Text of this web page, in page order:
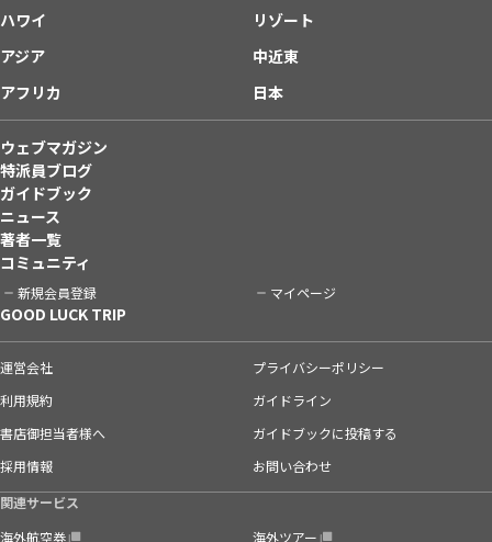
ハワイ
リゾート
アジア
中近東
アフリカ
日本
ウェブマガジン
特派員ブログ
ガイドブック
ニュース
著者一覧
コミュニティ
新規会員登録 マイページ
GOOD LUCK TRIP
運営会社
プライバシーポリシー
利用規約
ガイドライン
書店御担当者様へ
ガイドブックに投稿する
採用情報
お問い合わせ
関連サービス
海外航空券
海外ツアー